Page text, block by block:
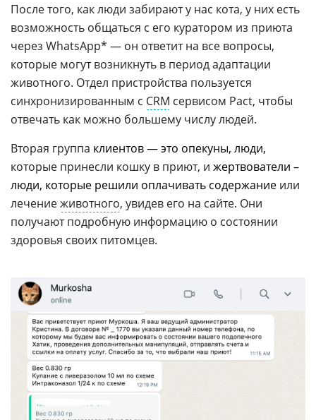
После того, как люди забирают у нас кота, у них есть
возможность общаться с его куратором из приюта
через WhatsApp* — он ответит на все вопросы,
которые могут возникнуть в период адаптации
животного. Отдел пристройства пользуется
синхронизированным с CRM сервисом Pact, чтобы
отвечать как можно большему числу людей.
Вторая группа клиентов — это опекуны, люди,
которые принесли кошку в приют, и жертвователи –
люди, которые решили оплачивать содержание или
лечениеживотного, увидев его на сайте. Они
получают подробную информацию о состоянии
здоровья своих питомцев.